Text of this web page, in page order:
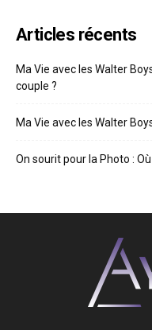
Articles récents
Ma Vie avec les Walter
couple ?
Ma Vie avec les Walter
On sourit pour la Photo :